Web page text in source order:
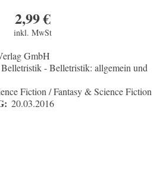
2,99€
inkl. MwSt
GmbH
Belletristik - Belletristik: allgemein und
Fiction / Fantasy & Science Fiction
20.03.2016